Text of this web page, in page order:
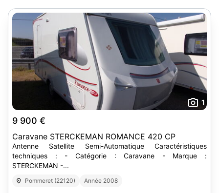
1
9 900 €
Caravane STERCKEMAN ROMANCE 420 CP
Antenne Satellite Semi-Automatique Caractéristiques
techniques : - Catégorie : Caravane - Marque :
STERCKEMAN -...
Pommeret (22120) Année 2008